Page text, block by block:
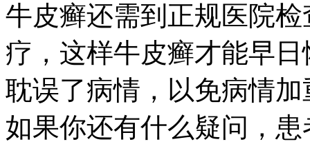
牛皮癣还需到正规医院
疗，这样牛皮癣才能早
耽误了病情，以免病情
如果你还有什么疑问，